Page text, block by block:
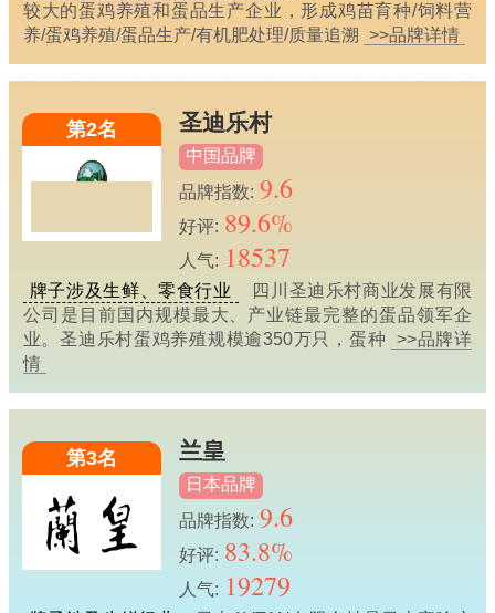
较大的蛋鸡养殖和蛋品生产企业，形成鸡苗育种/饲料营
养/蛋鸡养殖/蛋品生产/有机肥处理/质量追溯
>>品牌详情
第2名 圣迪乐村
中国品牌
品牌指数: 9.6
好评: 89.6%
人气: 18537
牌子涉及生鲜、零食行业
四川圣迪乐村商业发展有限
公司是目前国内规模最大、产业链最完整的蛋品领军企
业。圣迪乐村蛋鸡养殖规模逾350万只，蛋种
>>品牌详
情
第3名 兰皇
日本品牌
品牌指数: 9.6
好评: 83.8%
人气: 19279